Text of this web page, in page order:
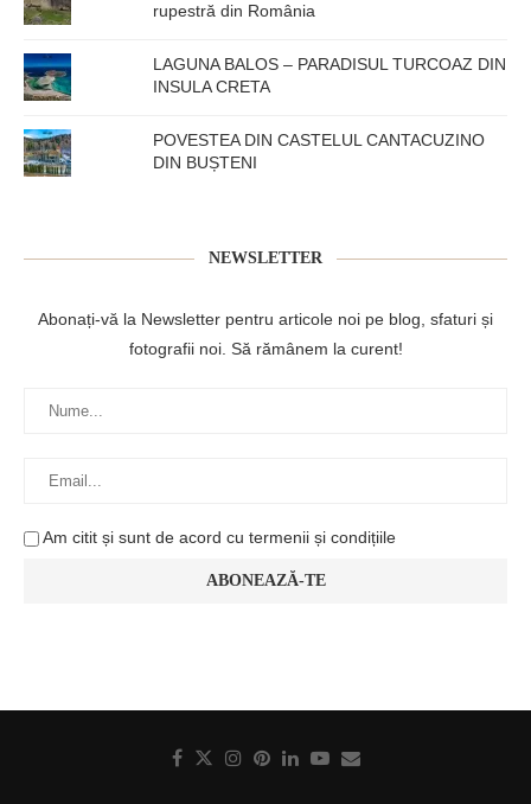
rupestră din România
LAGUNA BALOS – PARADISUL TURCOAZ DIN
INSULA CRETA
POVESTEA DIN CASTELUL CANTACUZINO
DIN BUȘTENI
NEWSLETTER
Abonați-vă la Newsletter pentru articole noi pe blog, sfaturi și
fotografii noi. Să rămânem la curent!
Am citit și sunt de acord cu termenii și condițiile